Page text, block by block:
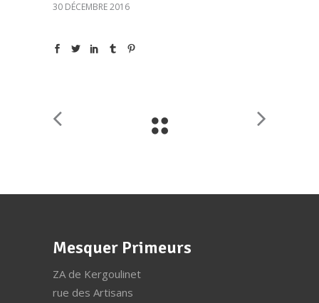
30 DÉCEMBRE 2016
Mesquer Primeurs
ZA de Kergoulinet
rue des Artisans